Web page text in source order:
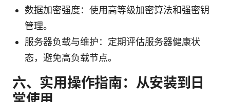
数据加密强度：使用高等级加密算法和强密钥
管理。
服务器负载与维护：定期评估服务器健康状
态，避免高负载节点。
六、实用操作指南：从安装到日